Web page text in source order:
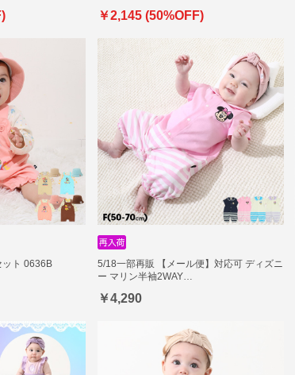
￥2,145 (50%OFF)
ット 0636B
5/18一部再販 【メール便】対応可 ディズニ
ー マリン半袖2WAY…
￥4,290